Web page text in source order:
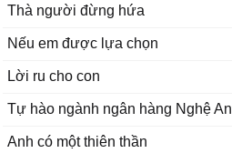
Thà người đừng hứa
Nếu em được lựa chọn
Lời ru cho con
Tự hào ngành ngân hàng Nghệ An
Anh có một thiên thần